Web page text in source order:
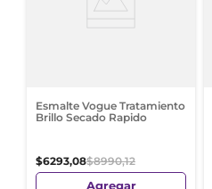
Esmalte Vogue Tratamiento
Brillo Secado Rapido
$6293,08$8990,12
Agregar